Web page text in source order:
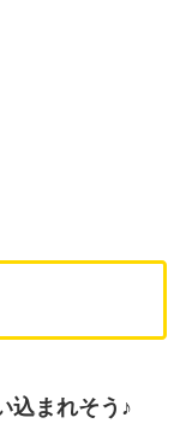
込まれそう♪